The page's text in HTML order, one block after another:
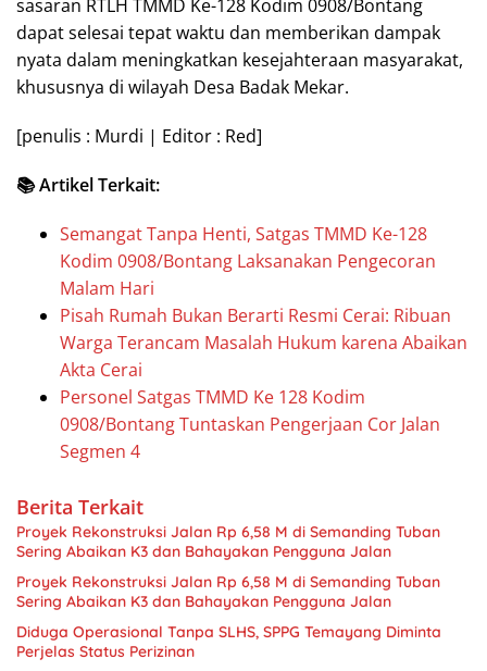
sasaran RTLH TMMD Ke-128 Kodim 0908/Bontang
dapat selesai tepat waktu dan memberikan dampak
nyata dalam meningkatkan kesejahteraan masyarakat,
khususnya di wilayah Desa Badak Mekar.
[penulis : Murdi | Editor : Red]
📚 Artikel Terkait:
Semangat Tanpa Henti, Satgas TMMD Ke-128
Kodim 0908/Bontang Laksanakan Pengecoran
Malam Hari
Pisah Rumah Bukan Berarti Resmi Cerai: Ribuan
Warga Terancam Masalah Hukum karena Abaikan
Akta Cerai
Personel Satgas TMMD Ke 128 Kodim
0908/Bontang Tuntaskan Pengerjaan Cor Jalan
Segmen 4
Berita Terkait
​Proyek Rekonstruksi Jalan Rp 6,58 M di Semanding Tuban
Sering Abaikan K3 dan Bahayakan Pengguna Jalan
​Proyek Rekonstruksi Jalan Rp 6,58 M di Semanding Tuban
Sering Abaikan K3 dan Bahayakan Pengguna Jalan
Diduga Operasional Tanpa SLHS, SPPG Temayang Diminta
Perjelas Status Perizinan